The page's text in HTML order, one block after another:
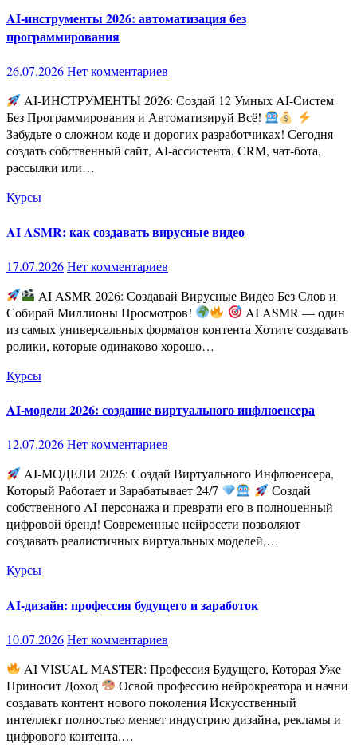
AI-инструменты 2026: автоматизация без
программирования
26.07.2026Нет комментариев
AI-ИНСТРУМЕНТЫ 2026: Создай 12 Умных AI-Систем
Без Программирования и Автоматизируй Всё!
Забудьте о сложном коде и дорогих разработчиках! Сегодня
создать собственный сайт, AI-ассистента, CRM, чат-бота,
рассылки или…
Курсы
AI ASMR: как создавать вирусные видео
17.07.2026Нет комментариев
AI ASMR 2026: Создавай Вирусные Видео Без Слов и
Собирай Миллионы Просмотров!
AI ASMR — один
из самых универсальных форматов контента Хотите создавать
ролики, которые одинаково хорошо…
Курсы
AI-модели 2026: создание виртуального инфлюенсера
12.07.2026Нет комментариев
AI-МОДЕЛИ 2026: Создай Виртуального Инфлюенсера,
Который Работает и Зарабатывает 24/7
Создай
собственного AI-персонажа и преврати его в полноценный
цифровой бренд! Современные нейросети позволяют
создавать реалистичных виртуальных моделей,…
Курсы
AI-дизайн: профессия будущего и заработок
10.07.2026Нет комментариев
AI VISUAL MASTER: Профессия Будущего, Которая Уже
Приносит Доход
Освой профессию нейрокреатора и начни
создавать контент нового поколения Искусственный
интеллект полностью меняет индустрию дизайна, рекламы и
цифрового контента.…